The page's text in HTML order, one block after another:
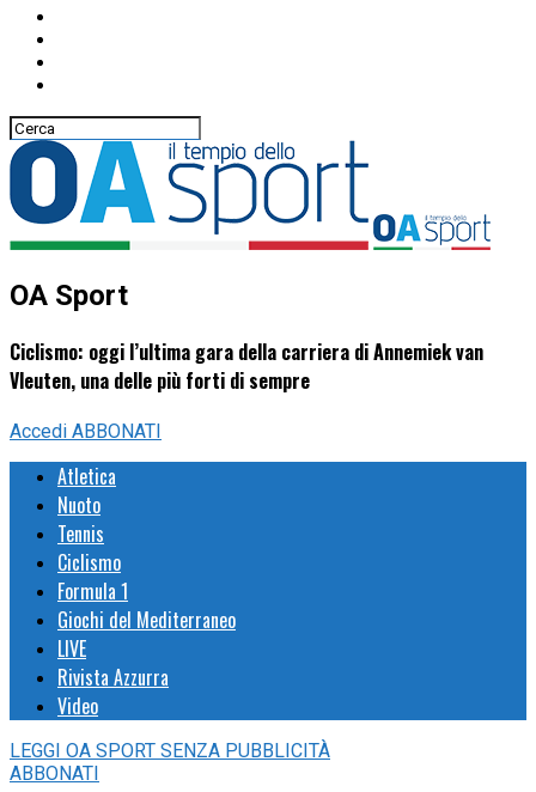
OA Sport
Ciclismo: oggi l’ultima gara della carriera di Annemiek van
Vleuten, una delle più forti di sempre
Accedi ABBONATI
Atletica
Nuoto
Tennis
Ciclismo
Formula 1
Giochi del Mediterraneo
LIVE
Rivista Azzurra
Video
LEGGI OA SPORT SENZA PUBBLICITÀ
ABBONATI